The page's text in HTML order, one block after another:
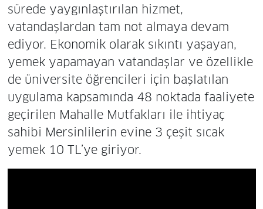
sürede yaygınlaştırılan hizmet,
vatandaşlardan tam not almaya devam
ediyor. Ekonomik olarak sıkıntı yaşayan,
yemek yapamayan vatandaşlar ve özellikle
de üniversite öğrencileri için başlatılan
uygulama kapsamında 48 noktada faaliyete
geçirilen Mahalle Mutfakları ile ihtiyaç
sahibi Mersinlilerin evine 3 çeşit sıcak
yemek 10 TL’ye giriyor.